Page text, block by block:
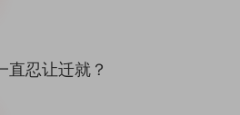
直忍让迁就？